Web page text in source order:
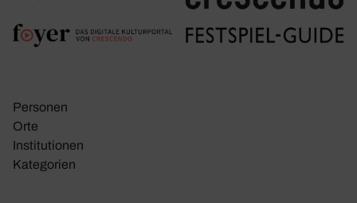
Personen
Orte
Insti­tu­tionen
Kate­go­rien